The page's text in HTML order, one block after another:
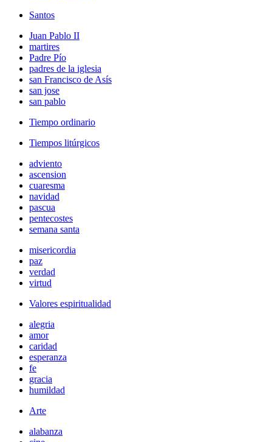
Santos
Juan Pablo II
martires
Padre Pío
padres de la iglesia
san Francisco de Asís
san jose
san pablo
Tiempo ordinario
Tiempos litúrgicos
adviento
ascension
cuaresma
navidad
pascua
pentecostes
semana santa
misericordia
paz
verdad
virtud
Valores espiritualidad
alegria
amor
caridad
esperanza
fe
gracia
humildad
Arte
alabanza